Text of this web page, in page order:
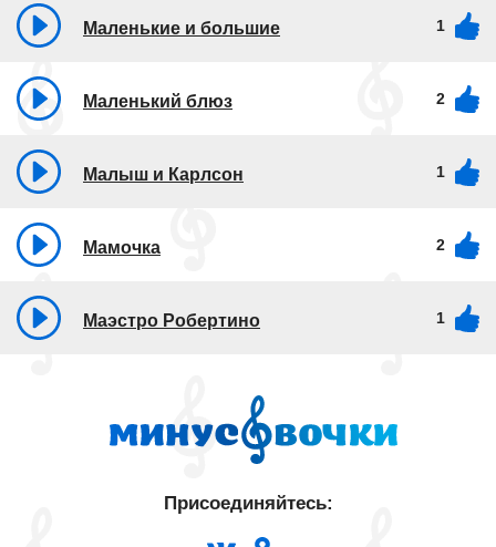
Маленькие и большие 1
Маленький блюз 2
Малыш и Карлсон 1
Мамочка 2
Маэстро Робертино 1
Присоединяйтесь: